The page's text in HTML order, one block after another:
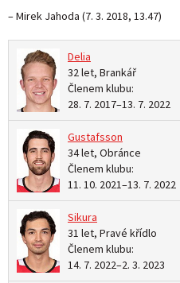
– Mirek Jahoda (7. 3. 2018, 13.47)
Delia
32 let, Brankář
Členem klubu:
28. 7. 2017–13. 7. 2022
Gustafsson
34 let, Obránce
Členem klubu:
11. 10. 2021–13. 7. 2022
Sikura
31 let, Pravé křídlo
Členem klubu:
14. 7. 2022–2. 3. 2023